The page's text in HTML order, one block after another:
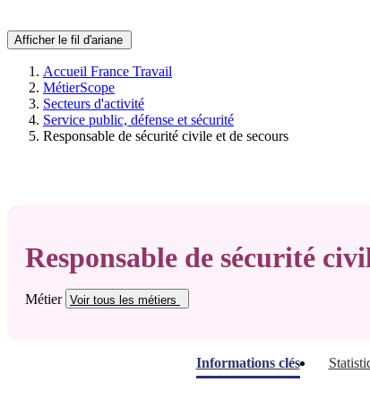
Afficher le fil d'ariane
Accueil France Travail
MétierScope
Secteurs d'activité
Service public, défense et sécurité
Responsable de sécurité civile et de secours
Responsable de sécurité
Métier Voir tous les métiers
Informations clés